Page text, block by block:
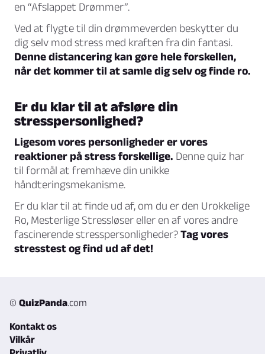
en “Afslappet Drømmer”.
Ved at flygte til din drømmeverden beskytter du
dig selv mod stress med kraften fra din fantasi.
Denne distancering kan gøre hele forskellen,
når det kommer til at samle dig selv og finde ro.
Er du klar til at afsløre din
stresspersonlighed?
Ligesom vores personligheder er vores
reaktioner på stress forskellige. Denne quiz har
til formål at fremhæve din unikke
håndteringsmekanisme.
Er du klar til at finde ud af, om du er den Urokkelige
Ro, Mesterlige Stressløser eller en af vores andre
fascinerende stresspersonligheder?Tag vores
stresstest og find ud af det!
© QuizPanda.com
Kontakt os
Vilkår